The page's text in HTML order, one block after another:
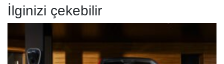
İlginizi çekebilir